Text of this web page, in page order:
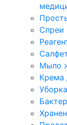
Спреи
Мыло
Крема